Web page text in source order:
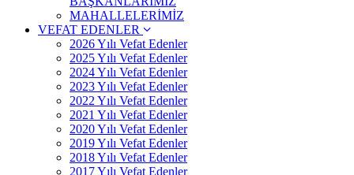
MAHALLELERİMİZ
VEFAT EDENLER
2026 Yılı Vefat Edenler
2025 Yılı Vefat Edenler
2024 Yılı Vefat Edenler
2023 Yılı Vefat Edenler
2022 Yılı Vefat Edenler
2021 Yılı Vefat Edenler
2020 Yılı Vefat Edenler
2019 Yılı Vefat Edenler
2018 Yılı Vefat Edenler
2017 Yılı Vefat Edenler